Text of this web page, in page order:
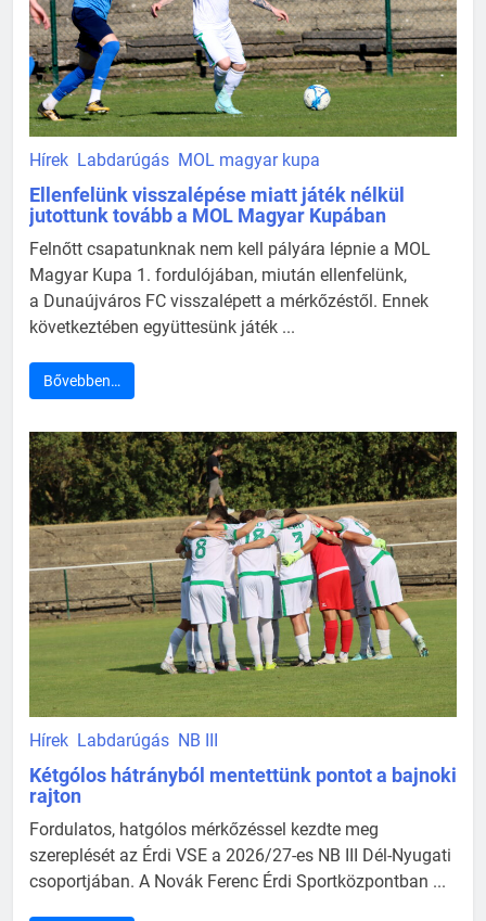
Hírek Labdarúgás MOL magyar kupa
Ellenfelünk visszalépése miatt játék nélkül
jutottunk tovább a MOL Magyar Kupában
Felnőtt csapatunknak nem kell pályára lépnie a MOL
Magyar Kupa 1. fordulójában, miután ellenfelünk,
a Dunaújváros FC visszalépett a mérkőzéstől. Ennek
következtében együttesünk játék ...
Bővebben…
Hírek Labdarúgás NB III
Kétgólos hátrányból mentettünk pontot a bajnoki
rajton
Fordulatos, hatgólos mérkőzéssel kezdte meg
szereplését az Érdi VSE a 2026/27-es NB III Dél-Nyugati
csoportjában. A Novák Ferenc Érdi Sportközpontban ...